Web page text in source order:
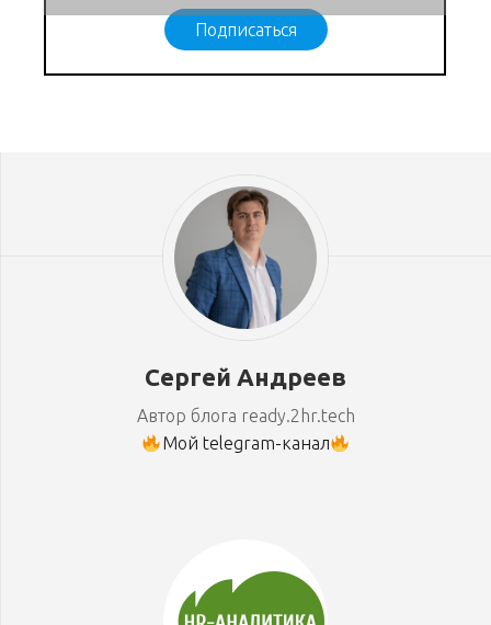
Подписаться
Сергей Андреев
Автор блога ready.2hr.tech
Мой telegram-канал